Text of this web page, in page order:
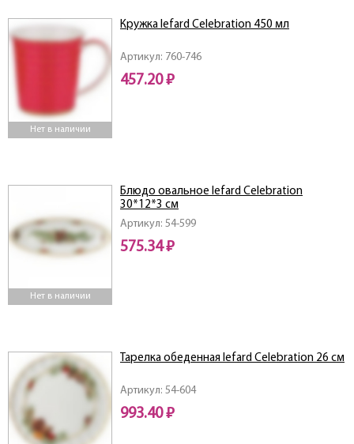
Нет в наличии
Артикул: 760-746
Кружка lefard Celebration 450 мл
457.20 ₽
Нет в наличии
Артикул: 54-599
Блюдо овальное lefard Celebration
30*12*3 см
575.34 ₽
Артикул: 54-604
Тарелка обеденная lefard Celebration 26 см
993.40 ₽